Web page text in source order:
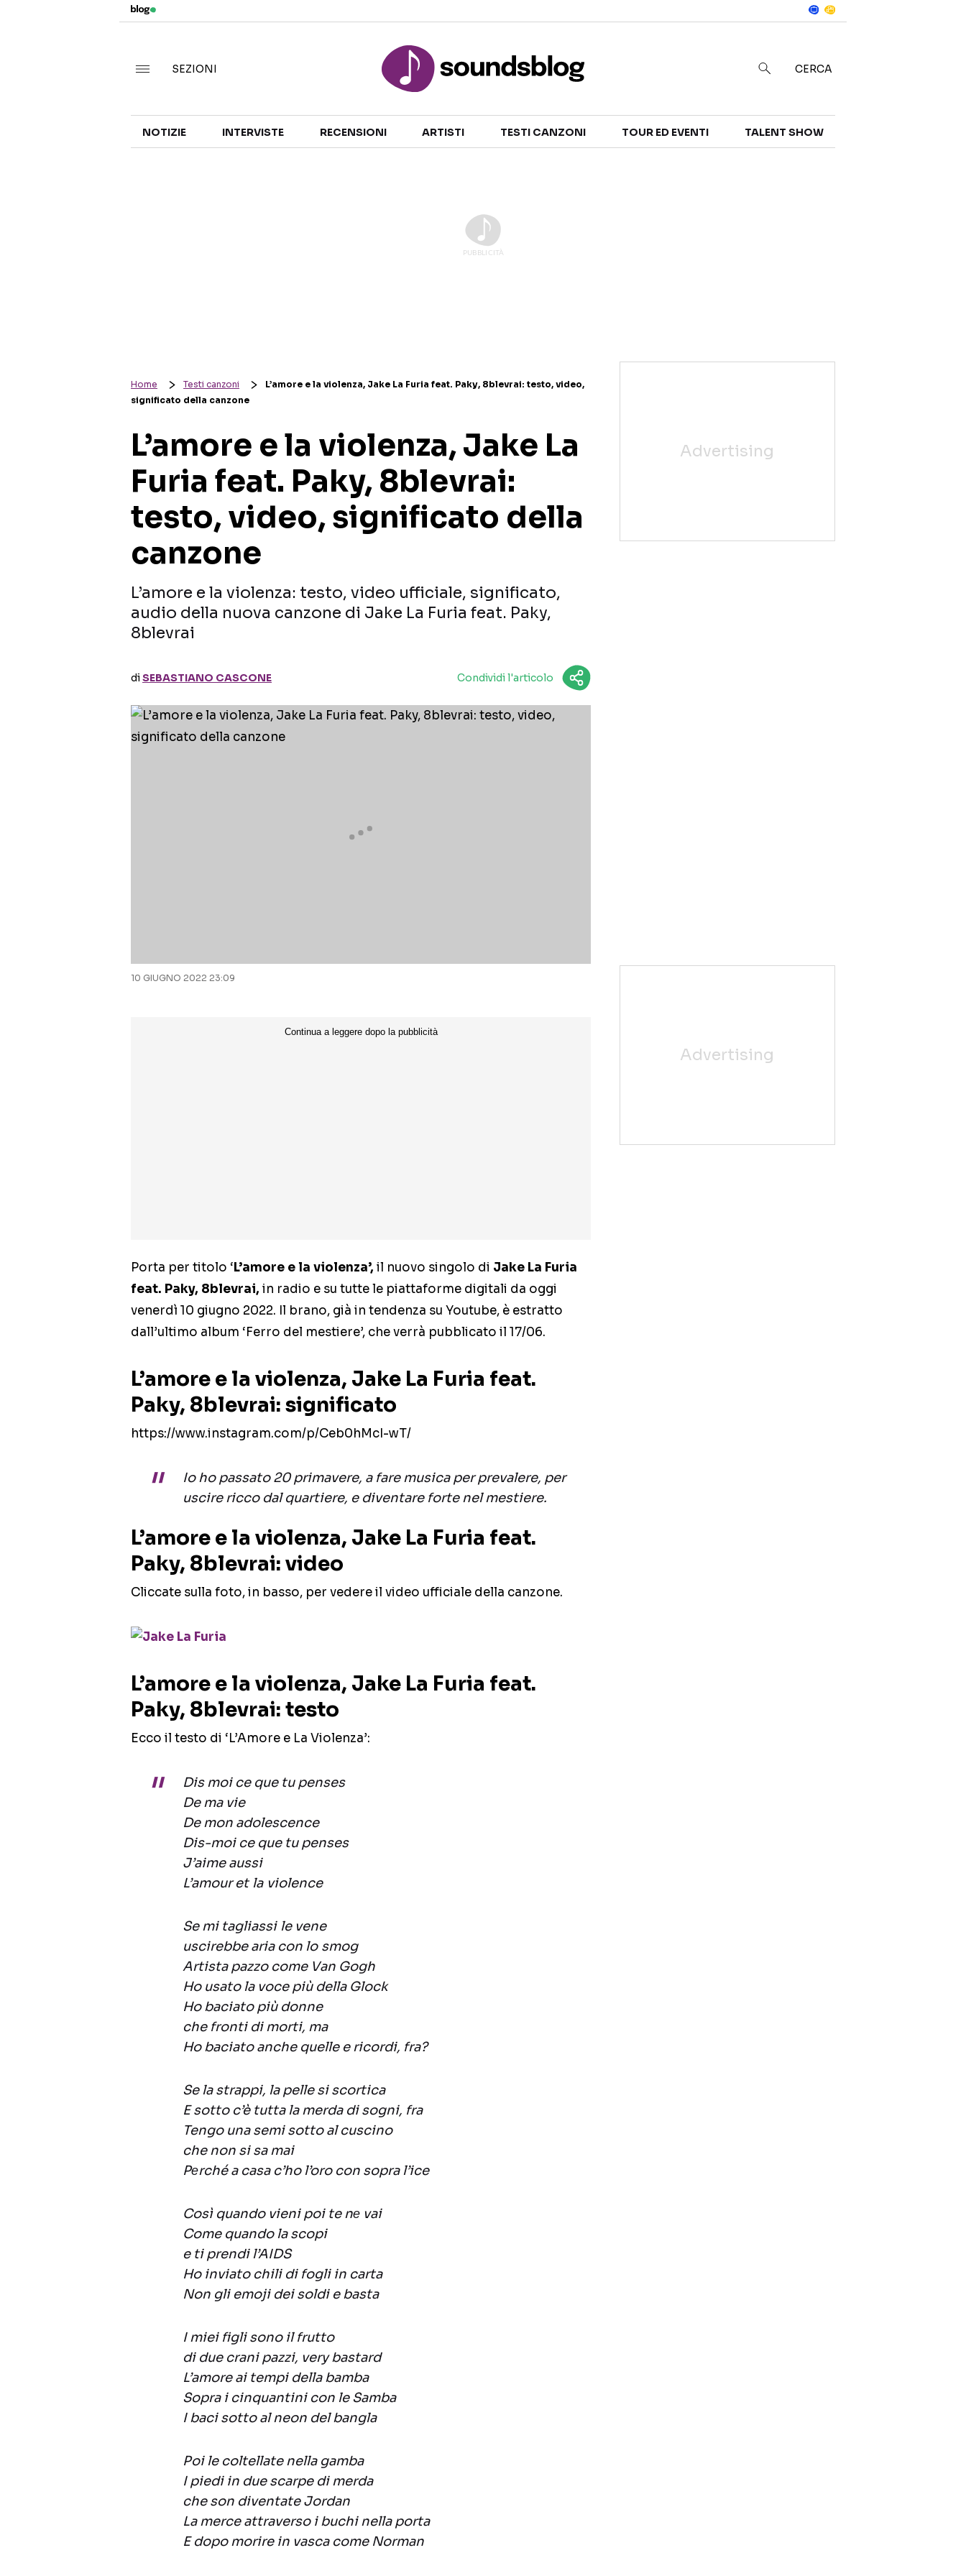
TALENT SHOW
SEZIONI CERCA
NOTIZIE INTERVISTE RECENSIONI ARTISTI TESTI CANZONI TOUR ED EVENTI TALENT SHOW
Home Testi canzoni
L’amore e la violenza, Jake La Furia feat. Paky, 8blevrai: testo, video,
significato della canzone
L’amore e la violenza, Jake La
Furia feat. Paky, 8blevrai:
testo, video, significato della
canzone
L’amore e la violenza: testo, video ufficiale, significato,
audio della nuova canzone di Jake La Furia feat. Paky,
8blevrai
diSEBASTIANO CASCONE Condividi l'articolo
10 GIUGNO 2022 23:09
Porta per titolo ‘L’amore e la violenza’, il nuovo singolo di Jake La Furia
feat. Paky, 8blevrai, in radio e su tutte le piattaforme digitali da oggi
venerdì 10 giugno 2022. Il brano, già in tendenza su Youtube, è estratto
dall’ultimo album ‘Ferro del mestiere’, che verrà pubblicato il 17/06.
L’amore e la violenza, Jake La Furia feat.
Paky, 8blevrai: significato
https://www.instagram.com/p/Ceb0hMcI-wT/
Io ho passato 20 primavere, a fare musica per prevalere, per
uscire ricco dal quartiere, e diventare forte nel mestiere.
L’amore e la violenza, Jake La Furia feat.
Paky, 8blevrai: video
Cliccate sulla foto, in basso, per vedere il video ufficiale della canzone.
L’amore e la violenza, Jake La Furia feat.
Paky, 8blevrai: testo
Ecco il testo di ‘L’Amore e La Violenza’:
Dis moi ce que tu penses
De ma vie
De mon adolescence
Dis-moi ce que tu penses
J’aime aussi
L’amour et la violence
Se mi tagliassi le vene
uscirebbe aria con lo smog
Artista pazzo come Van Gogh
Ho usato la voce più della Glock
Ho baciato più donne
che fronti di morti, ma
Ho baciato anche quelle e ricordi, fra?
Se la strappi, la pelle si scortica
E sotto c’è tutta la merda di sogni, fra
Tengo una semi sotto al cuscino
che non si sa mai
Pеrché a casa c’ho l’oro con sopra l’ice
Così quando vieni poi te nе vai
Come quando la scopi
e ti prendi l’AIDS
Ho inviato chili di fogli in carta
Non gli emoji dei soldi e basta
I miei figli sono il frutto
di due crani pazzi, very bastard
L’amore ai tempi della bamba
Sopra i cinquantini con le Samba
I baci sotto al neon del bangla
Poi le coltellate nella gamba
I piedi in due scarpe di merda
che son diventate Jordan
La merce attraverso i buchi nella porta
E dopo morire in vasca come Norman